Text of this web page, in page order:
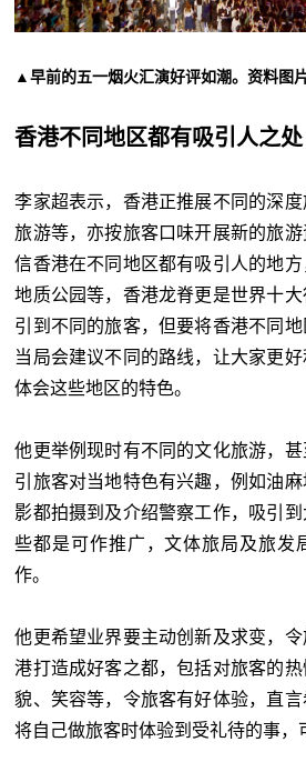
▲早前的五一烟火汇演好评如潮。资料图
香港不同地区都有吸引人之处
李家超表示，香港正推展不同的深
旅游等，亦按旅客口味开展新的旅
信香港在不同地区都有吸引人的地方
地质公园等，香港龙脊更是世界十
引到不同的旅客，但要将香港不同地
当局会建议不同的路线，让大家更
体会这些地区的特色。
他更举例现时有不同的文化旅游，
引旅客对当地特色有兴趣，例如油
影都拍摄到及介绍警察工作，吸引
些都是可作推广，文体旅局及旅发
作。
他更希望业界要主动创新及求变，
港打造成好客之都，包括对旅客的
貌、笑容等，令旅客有好体验，直言
将自己做旅客时体验到受礼待的事，